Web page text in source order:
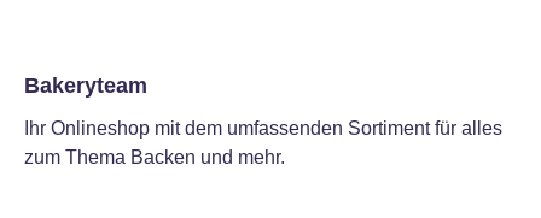
Bakeryteam
Ihr Onlineshop mit dem umfassenden Sortiment für alles
zum Thema Backen und mehr.